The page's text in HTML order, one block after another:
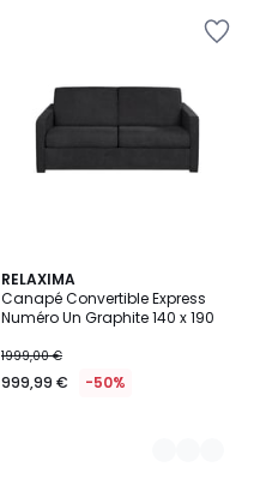
RELAXIMA
Canapé Convertible Express
Numéro Un Graphite 140 x 190
1999,00 €
999,99 € -50%
3
Couleurs